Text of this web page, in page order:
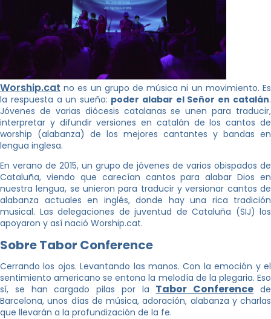
Worship.cat no es un grupo de música ni un movimiento. Es
la respuesta a un sueño: poder alabar el Señor en catalán.
Jóvenes de varias diócesis catalanas se unen para traducir,
interpretar y difundir versiones en catalán de los cantos de
worship (alabanza) de los mejores cantantes y bandas en
lengua inglesa.
En verano de 2015, un grupo de jóvenes de varios obispados de
Cataluña, viendo que carecían cantos para alabar Dios en
nuestra lengua, se unieron para traducir y versionar cantos de
alabanza actuales en inglés, donde hay una rica tradición
musical. Las delegaciones de juventud de Cataluña (SIJ) los
apoyaron y así nació Worship.cat.
Sobre Tabor Conference
Cerrando los ojos. Levantando las manos. Con la emoción y el
sentimiento americano se entona la melodía de la plegaria. Eso
sí, se han cargado pilas por la Tabor Conference de
Barcelona, unos días de música, adoración, alabanza y charlas
que llevarán a la profundización de la fe.